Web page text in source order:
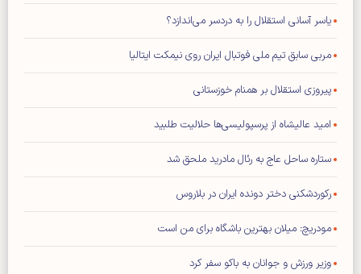
یاسر آسانی استقلال را به دردسر می‌اندازد؟
مربی سابق تیم ملی فوتبال ایران روی نیمکت ایتالیا
پیروزی استقلال بر همنام خوزستانی
امید عالیشاه از پرسپولیسی‌ها حلالیت طلبید
ستاره ساحل عاج به رئال مادرید ملحق شد
رکوردشکنی دختر دونده ایران در بلاروس
مودریچ: میلان بهترین باشگاه برای من است
وزیر ورزش و جوانان به باکو سفر کرد